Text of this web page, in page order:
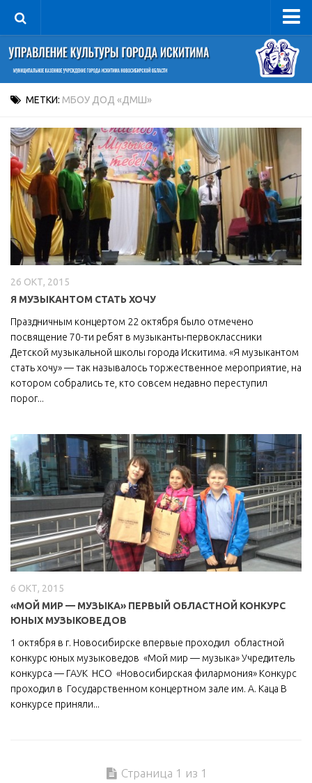
Управление
Руководитель
Сведения об организации
Книга почета культуры
Фотогалерея
Документы
Учредительные документы
Правовая база
Противодействие коррупции
Отчеты о деятельности
Учреждения культуры
МБУ Дом культуры «Молодость»
МБУ Дом культуры «Октябрь»
МБОУ ДО «Детская школа искусств»
МБОУ ДО «Детская музыкальная школа»
музей»
МБУ Парк культуры и отдыха им. И.В. Коротеева
МБУК «Централизованная библиотечная система»
ДК «Россия»
Афиша
Независимая оценка качества
Контакты
МЕТКИ: МБОУ ДОД «ДМШ»
26 ОКТ, 2015
Я МУЗЫКАНТОМ СТАТЬ ХОЧУ
Праздничным концертом 22 октября было отмечено
посвящение 70-ти ребят в музыканты-первоклассники
Детской музыкальной школы города Искитима. «Я музыкантом
стать хочу» — так называлось торжественное мероприятие, на
котором собрались те, кто совсем недавно переступил
порог...
6 ОКТ, 2015
«МОЙ МИР — МУЗЫКА» ПЕРВЫЙ ОБЛАСТНОЙ КОНКУРС
ЮНЫХ МУЗЫКОВЕДОВ
1 октября в г. Новосибирске впервые проходил областной
конкурс юных музыковедов «Мой мир — музыка» Учредитель
конкурса — ГАУК НСО «Новосибирская филармония» Конкурс
проходил в Государственном концертном зале им. А. Каца В
конкурсе приняли...
Страница 1 из 1